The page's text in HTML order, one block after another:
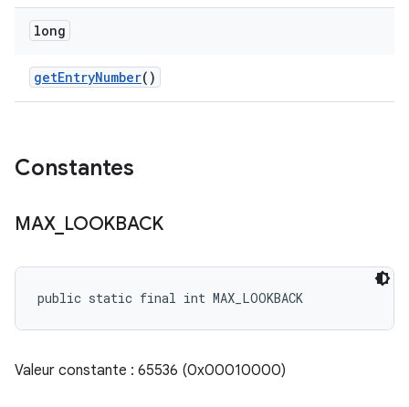
long
getEntryNumber()
Constantes
MAX_ LOOKBACK
public static final int MAX_LOOKBACK
Valeur constante : 65536 (0x00010000)